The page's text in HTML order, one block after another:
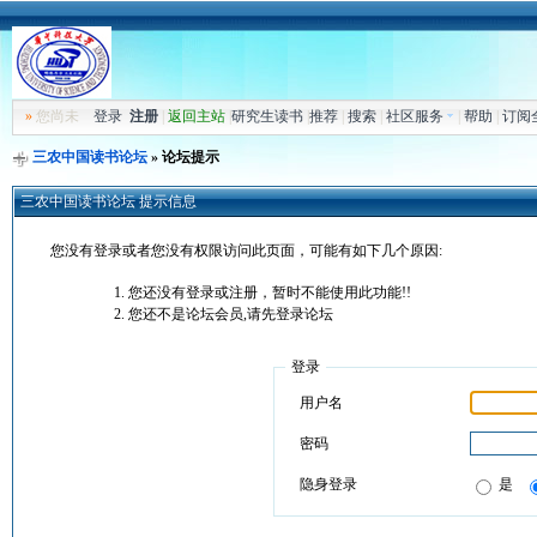
»您尚未 登录 注册| 返回主站| 研究生读书| 推荐| 搜索| 社区服务 帮助 订阅
三农中国读书论坛» 论坛提示
三农中国读书论坛 提示信息
您没有登录或者您没有权限访问此页面，可能有如下几个原因:
您还没有登录或注册，暂时不能使用此功能!!
您还不是论坛会员,请先登录论坛
登录
用户名
密码
隐身登录 是